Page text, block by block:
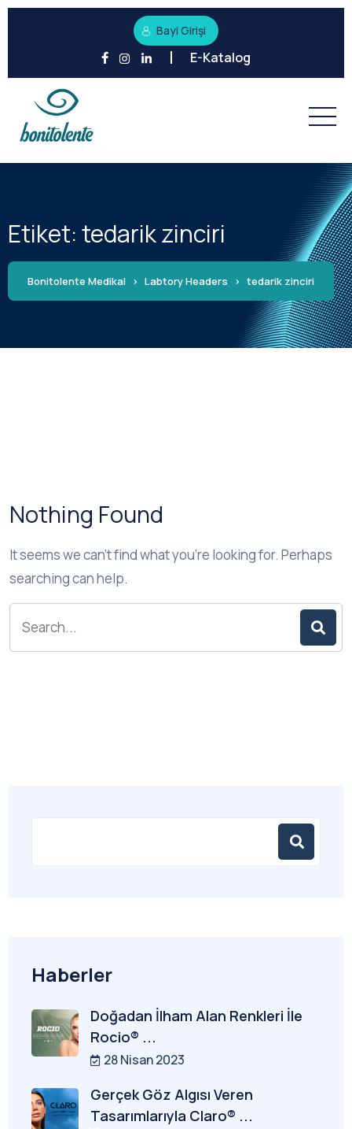
Bayi Girişi
E-Katalog
Etiket:tedarik zinciri
Bonitolente Medikal > Labtory Headers > tedarik zinciri
Nothing Found
It seems we can’t find what you’re looking for. Perhaps
searching can help.
Haberler
Doğadan İlham Alan Renkleri İle
Rocio® ...
28 Nisan 2023
Gerçek Göz Algısı Veren
Tasarımlarıyla Claro® ...